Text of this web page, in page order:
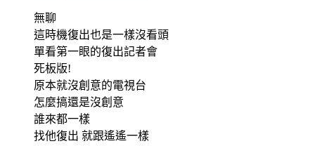
無聊
這時機復出也是一樣沒看頭
單看第一眼的復出記者會
死板版!
原本就沒創意的電視台
怎麼搞還是沒創意
誰來都一樣
找他復出 就跟遙遙一樣